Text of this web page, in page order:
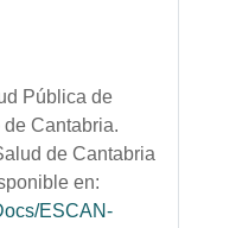
Pública de
Cantabria.
de Cantabria
en:
ESCAN-